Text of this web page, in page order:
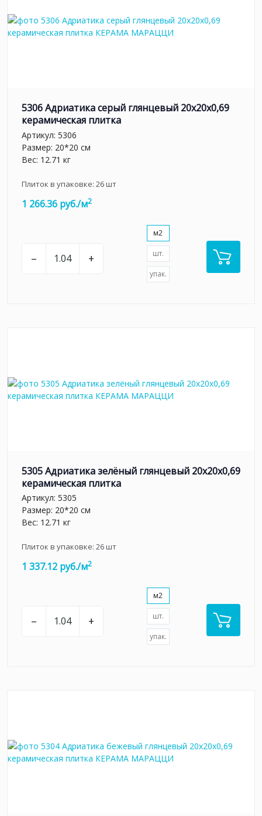
5306 Адриатика серый глянцевый 20x20x0,69
керамическая плитка
Артикул: 5306
Размер: 20*20 см
Вес: 12.71 кг
Плиток в упаковке: 26шт
1 266.36 руб./м2
– +
м2
шт.
упак.
5305 Адриатика зелёный глянцевый 20x20x0,69
керамическая плитка
Артикул: 5305
Размер: 20*20 см
Вес: 12.71 кг
Плиток в упаковке: 26шт
1 337.12 руб./м2
– +
м2
шт.
упак.